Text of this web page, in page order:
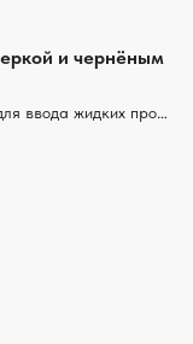
и чернёным
ввода жидких проб
шкалы и более